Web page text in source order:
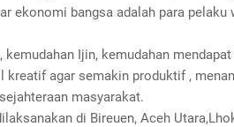
ekonomi bangsa adalah para pelaku
Ijin, kemudahan mendapat
agar semakin produktif ,
masyarakat.
di Bireuen, Aceh